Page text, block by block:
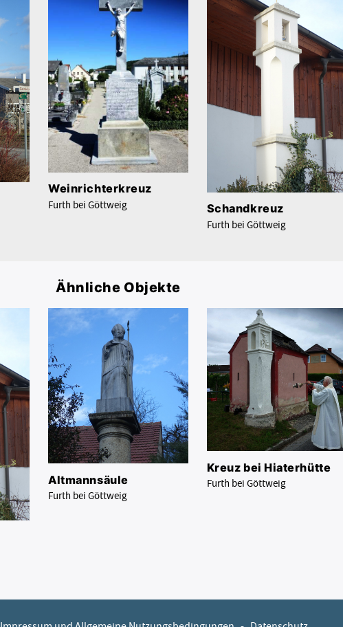
Weinrichterkreuz
Furth bei Göttweig
Schandkreuz
Furth bei Göttweig
Ähnliche Objekte
Altmannsäule
Furth bei Göttweig
Kreuz bei Hiaterhütte
Furth bei Göttweig